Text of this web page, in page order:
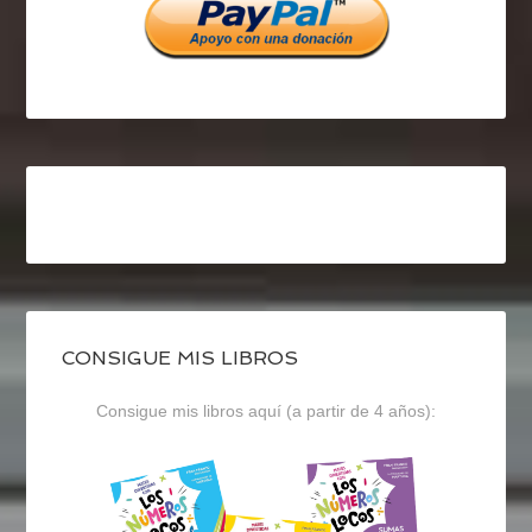
CONSIGUE MIS LIBROS
Consigue mis libros aquí (a partir de 4 años):